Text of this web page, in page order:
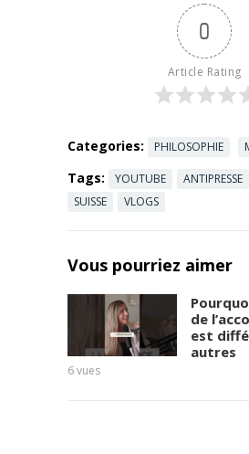
0
Article Rating
Categories: PHILOSOPHIE
Tags: YOUTUBE ANTIPRESSE
SUISSE
VLOGS
Vous pourriez aimer
de
est
autres
6vues